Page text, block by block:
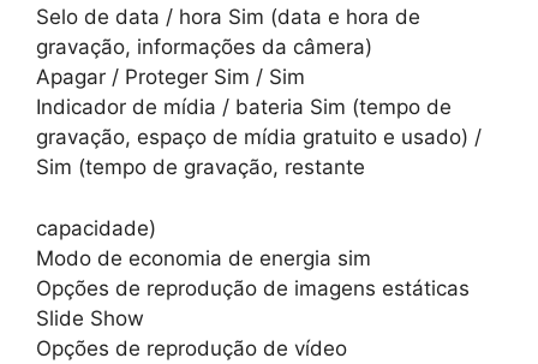
Selo de data / hora Sim (data e hora de
gravação, informações da câmera)
Apagar / Proteger Sim / Sim
Indicador de mídia / bateria Sim (tempo de
gravação, espaço de mídia gratuito e usado) /
Sim (tempo de gravação, restante
capacidade)
Modo de economia de energia sim
Opções de reprodução de imagens estáticas
Slide Show
Opções de reprodução de vídeo